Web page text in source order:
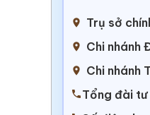
Trụ sở
Chi nhánh
Chi nhánh
Tổng đài